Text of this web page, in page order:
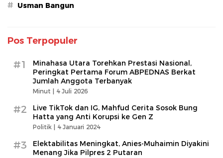
# Usman Bangun
Pos Terpopuler
#1
Minahasa Utara Torehkan Prestasi Nasional,
Peringkat Pertama Forum ABPEDNAS Berkat
Jumlah Anggota Terbanyak
Minut | 4 Juli 2026
#2
Live TikTok dan IG, Mahfud Cerita Sosok Bung
Hatta yang Anti Korupsi ke Gen Z
Politik | 4 Januari 2024
#3
Elektabilitas Meningkat, Anies-Muhaimin Diyakini
Menang Jika Pilpres 2 Putaran